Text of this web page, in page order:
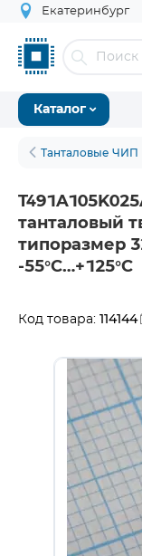
Екатеринбург
Каталог
Танталовые ЧИП
танталовый
типоразмер
-55°С…+125°С
Код товара: 114144